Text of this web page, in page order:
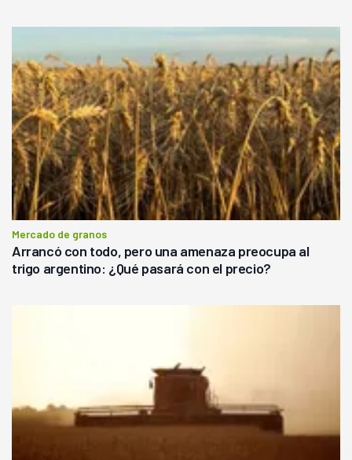
Mercado de granos
Arrancó con todo, pero una amenaza preocupa al
trigo argentino: ¿Qué pasará con el precio?